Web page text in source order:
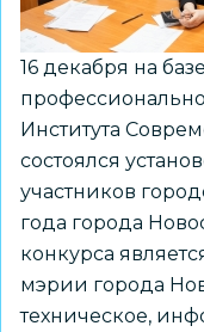
16 декабря на
Института
состоялся
участников
года города
конкурса
мэрии города
техническое,